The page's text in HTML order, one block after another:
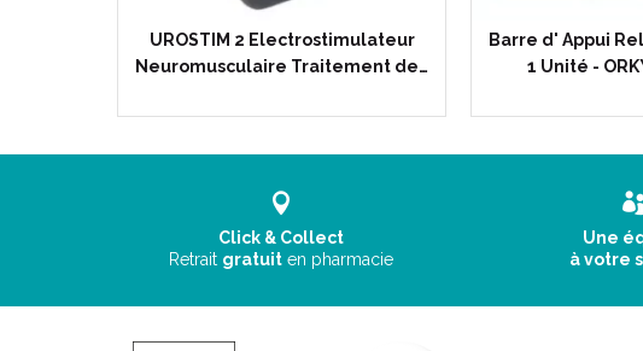
UROSTIM 2 Electrostimulateur
Neuromusculaire Traitement de…
Barre d' Appui
1 Unité -
Click & Collect
Retrait gratuit en pharmacie
Une
à votre